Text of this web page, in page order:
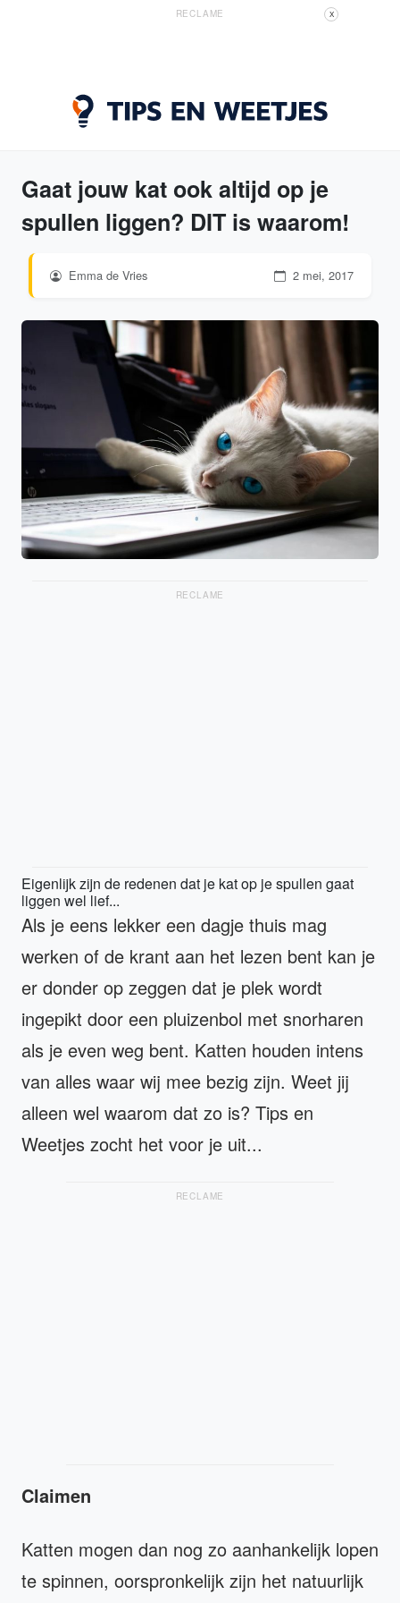
RECLAME X
Gaat jouw kat ook altijd op je
spullen liggen? DIT is waarom!
Emma de Vries 2 mei, 2017
RECLAME
Eigenlijk zijn de redenen dat je kat op je spullen gaat
liggen wel lief...
Als je eens lekker een dagje thuis mag
werken of de krant aan het lezen bent kan je
er donder op zeggen dat je plek wordt
ingepikt door een pluizenbol met snorharen
als je even weg bent. Katten houden intens
van alles waar wij mee bezig zijn. Weet jij
alleen wel waarom dat zo is? Tips en
Weetjes zocht het voor je uit...
RECLAME
Claimen
Katten mogen dan nog zo aanhankelijk lopen
te spinnen, oorspronkelijk zijn het natuurlijk